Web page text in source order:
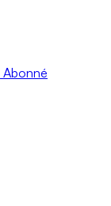
Abonné